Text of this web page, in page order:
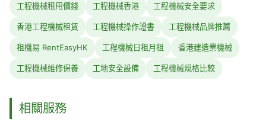
工程機械租用價錢 工程機械香港 工程機械安全要求
香港工程機械租賃 工程機械操作證書 工程機械品牌推薦
租機易 RentEasyHK 工程機械日租月租 香港建造業機械
工程機械維修保養 工地安全設備 工程機械規格比較
相關服務